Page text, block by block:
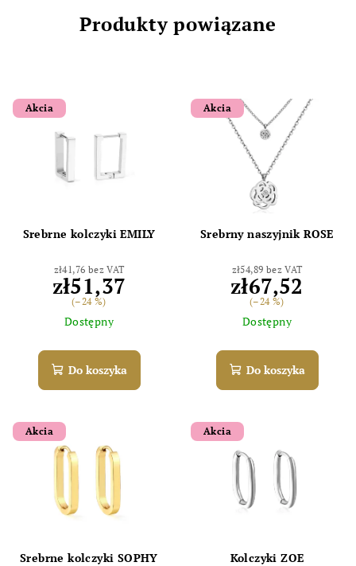
Produkty powiązane
Akcia
Srebrne kolczyki EMILY
zł41,76 bez VAT
zł51,37
(–24 %)
Dostępny
Do koszyka
Akcia
Srebrny naszyjnik ROSE
zł54,89 bez VAT
zł67,52
(–24 %)
Dostępny
Do koszyka
Akcia
Srebrne kolczyki SOPHY
Akcia
Kolczyki ZOE